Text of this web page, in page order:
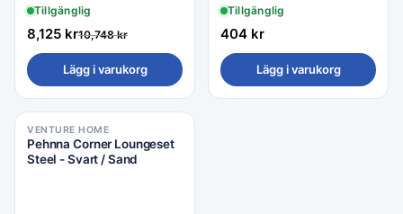
Tillgänglig
8,125 kr10,748kr
Lägg i varukorg
Tillgänglig
404 kr
Lägg i varukorg
Rea −24%
VENTURE HOME
Pehnna Corner Loungeset
Steel - Svart / Sand